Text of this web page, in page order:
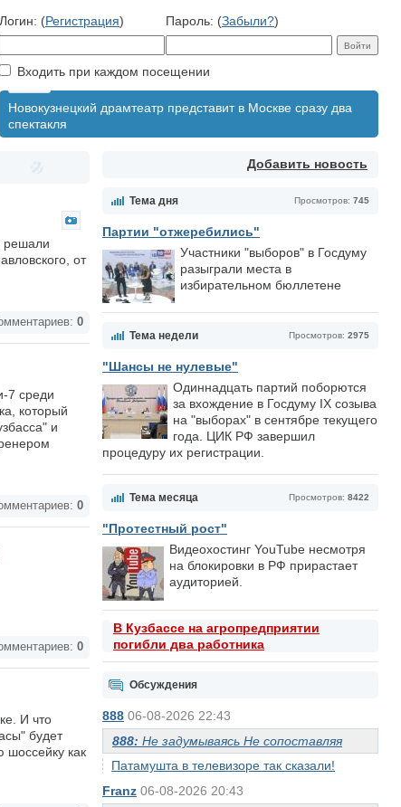
Логин: (Регистрация) Пароль: (Забыли?)
Входить при каждом посещении
Новокузнецкий драмтеатр представит в Москве сразу два
спектакля
Добавить новость
Просмотров: 745
Тема дня
Партии "отжеребились"
Участники "выборов" в Госдуму
разыграли места в
избирательном бюллетене
Просмотров: 2975
Тема недели
"Шансы не нулевые"
Одиннадцать партий поборются
за вхождение в Госдуму IX созыва
на "выборах" в сентябре текущего
года. ЦИК РФ завершил
процедуру их регистрации.
Просмотров: 8422
Тема месяца
"Протестный рост"
Видеохостинг YouTube несмотря
на блокировки в РФ прирастает
аудиторией.
В Кузбассе на агропредприятии
погибли два работника
Обсуждения
888 06-08-2026 22:43
888: Не задумываясь Не сопоставляя
Патамушта в телевизоре так сказали!
Franz 06-08-2026 20:43
решали
от
0
7 среди
который
и
0
0
И что
будет
как